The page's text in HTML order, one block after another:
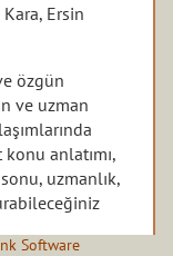
Ersin
özgün
ve uzman
konu anlatımı,
uzmanlık,
Software